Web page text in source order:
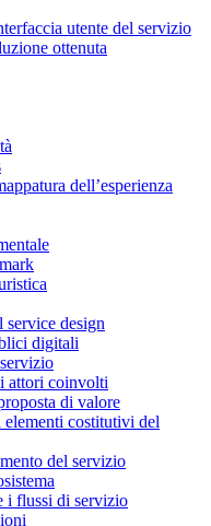
utente del servizio
ottenuta
dell’esperienza
service design
digitali
attori coinvolti
di valore
costitutivi del
del servizio
i flussi di servizio